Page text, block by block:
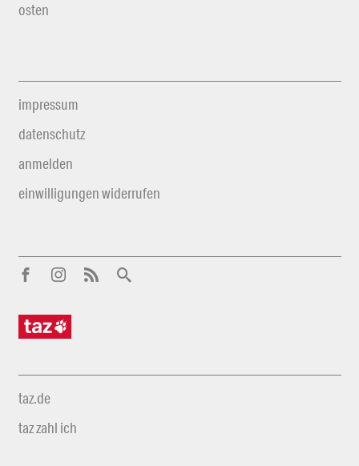
osten
impressum
datenschutz
anmelden
einwilligungen widerrufen
taz.de
taz zahl ich